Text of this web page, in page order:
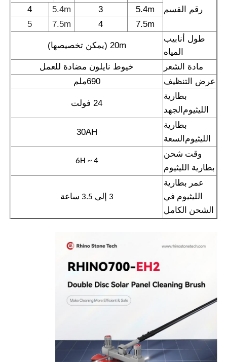
رقم القسم
5.4m
3
5.4m
4
7.5m
4
7.5m
5
المياه
20m (يمكن تخصيصها)
مادة الشعر
خيوط نايلون مضادة للعمل
عرض التنظيف
690ملم
الليثيوم الجهد
24 فولت
الليثيوم السعة
30AH
بطارية الليثيوم
4 ~ 6H
الشحن الكامل
3 إلى 3.5 ساعة